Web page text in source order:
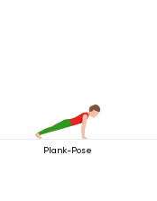
Plank-Pose